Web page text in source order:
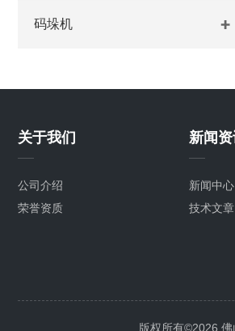
码垛机
关于我们
公司介绍
荣誉资质
新闻
新闻中心
技术文章
版权所有©2026